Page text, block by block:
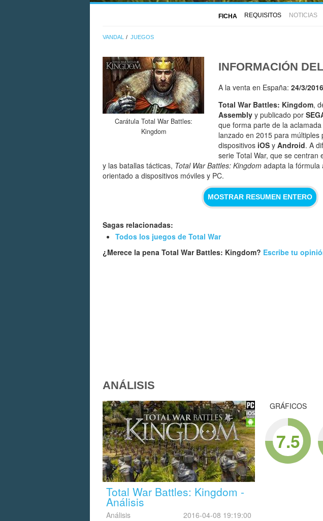
FICHA REQUISITOS NOTICIAS
VANDAL JUEGOS
Carátula Total War Battles:
Kingdom
INFORMACIÓN
A la venta en España: 24/3/2016
Total War Battles: Kingdom,
Assembly y publicado por
que forma parte de la
lanzado en 2015 para múltiples
dispositivos iOS y Android. A
serie Total War, que se
y las batallas tácticas, Total War Battles: Kingdom adapta la fórmula
orientado a dispositivos móviles y PC.
MOSTRAR RESUMEN ENTERO
Sagas relacionadas:
Todos los juegos de Total War
¿Merece la pena Total War Battles: Kingdom? Escribe tu
ANÁLISIS
Total War Battles: Kingdom -
Análisis
Análisis 2016-04-08 19:19:00
GRÁFICOS
7.5